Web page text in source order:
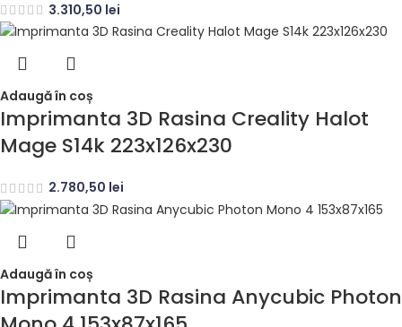
3.310,50 lei
Adaugă în coș
Imprimanta 3D Rasina Creality Halot
Mage S14k 223x126x230
2.780,50 lei
Adaugă în coș
Imprimanta 3D Rasina Anycubic Photon